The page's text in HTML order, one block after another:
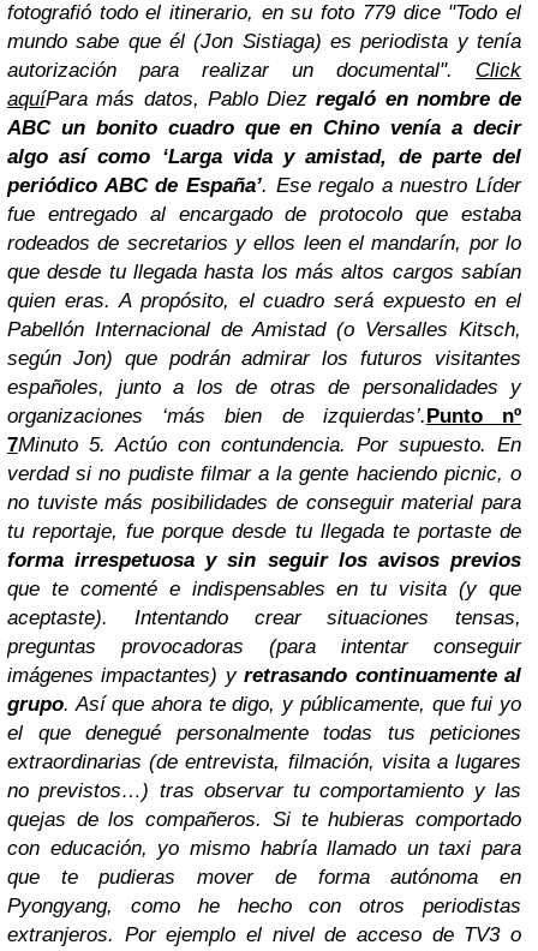
fotografió todo el itinerario, en su foto 779 dice "Todo el
mundo sabe que él (Jon Sistiaga) es periodista y tenía
autorización para realizar un documental". Click
aquíPara más datos, Pablo Diezregaló en nombre de
ABC un bonito cuadro que en Chino venía a decir
algo así como ‘Larga vida y amistad, de parte del
periódico ABC de España’. Ese regalo a nuestro Líder
fue entregado al encargado de protocolo que estaba
rodeados de secretarios y ellos leen el mandarín, por lo
que desde tu llegada hasta los más altos cargos sabían
quien eras. A propósito, el cuadro será expuesto en el
Pabellón Internacional de Amistad (o Versalles Kitsch,
según Jon) que podrán admirar los futuros visitantes
españoles, junto a los de otras de personalidades y
organizaciones ‘más bien de izquierdas’.Punto nº
7Minuto 5. Actúo con contundencia. Por supuesto. En
verdad si no pudiste filmar a la gente haciendo picnic, o
no tuviste más posibilidades de conseguir material para
tu reportaje, fue porque desde tu llegada te portaste de
forma irrespetuosa y sin seguir los avisos previos
que te comenté e indispensables en tu visita (y que
aceptaste). Intentando crear situaciones tensas,
preguntas provocadoras (para intentar conseguir
imágenes impactantes) yretrasando continuamente al
grupo. Así que ahora te digo, y públicamente, que fui yo
el que denegué personalmente todas tus peticiones
extraordinarias (de entrevista, filmación, visita a lugares
no previstos…) tras observar tu comportamiento y las
quejas de los compañeros. Si te hubieras comportado
con educación, yo mismo habría llamado un taxi para
que te pudieras mover de forma autónoma en
Pyongyang, como he hecho con otros periodistas
extranjeros. Por ejemplo el nivel de acceso de TV3 o